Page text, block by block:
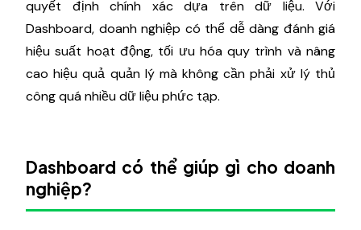
quyết định chính xác dựa trên dữ liệu. Với
Dashboard, doanh nghiệp có thể dễ dàng đánh giá
hiệu suất hoạt động, tối ưu hóa quy trình và nâng
cao hiệu quả quản lý mà không cần phải xử lý thủ
công quá nhiều dữ liệu phức tạp.
Dashboard có thể giúp gì cho doanh
nghiệp?